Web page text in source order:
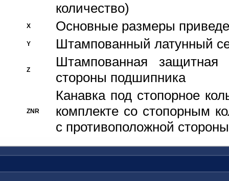
количество)
X Основные размеры
Y Штампованный латунный
Z
Штампованная
стороны подшипника
ZNR
Канавка под стопорное
комплекте со стопорным
с противоположной стороны